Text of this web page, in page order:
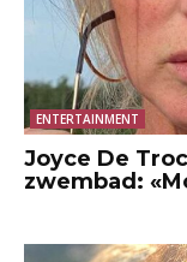
ENTERTAINMENT
Joyce De
zwembad: